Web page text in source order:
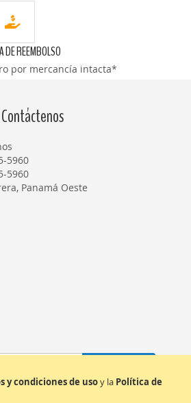
y condiciones de usoy la Política de
DE REEMBOLSO
por mercancía intacta*
Contáctenos
5960
5960
Panamá Oeste